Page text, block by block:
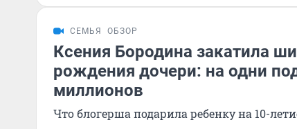
СЕМЬЯ ОБЗОР
Ксения Бородина закатила
рождения дочери: на одни
миллионов
Что блогерша подарила ребенку на 10-